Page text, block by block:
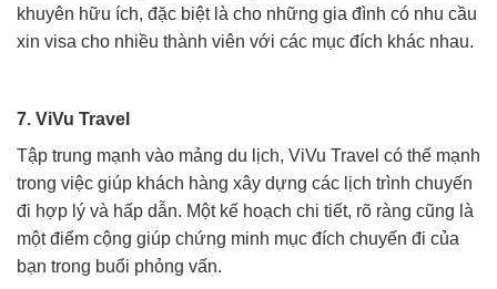
khuyên hữu ích, đặc biệt là cho những gia đình có nhu cầu
xin visa cho nhiều thành viên với các mục đích khác nhau.
7. ViVu Travel
Tập trung mạnh vào mảng du lịch, ViVu Travel có thế mạnh
trong việc giúp khách hàng xây dựng các lịch trình chuyến
đi hợp lý và hấp dẫn. Một kế hoạch chi tiết, rõ ràng cũng là
một điểm cộng giúp chứng minh mục đích chuyến đi của
bạn trong buổi phỏng vấn.